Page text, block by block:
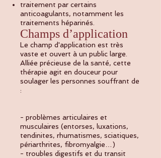
traitement par certains
anticoagulants, notamment les
traitements héparinés.
Champs d’application
Le champ d'application est très
vaste et ouvert à un public large.
Alliée précieuse de la santé, cette
thérapie agit en douceur pour
soulager les personnes souffrant de
:
- problèmes articulaires et
musculaires (entorses, luxations,
tendinites, rhumatismes, sciatiques,
périarthrites, fibromyalgie…)
- troubles digestifs et du transit